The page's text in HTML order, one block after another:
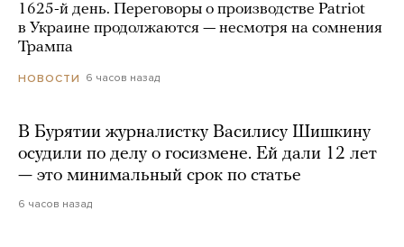
1625-й день. Переговоры о производстве Patriot
в Украине продолжаются — несмотря на сомнения
Трампа
НОВОСТИ 6 часов назад
В Бурятии журналистку Василису Шишкину
осудили по делу о госизмене. Ей дали 12 лет
— это минимальный срок по статье
6 часов назад